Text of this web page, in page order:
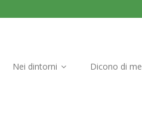
Nei dintorni Dicono di me